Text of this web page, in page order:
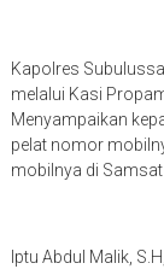
Kapolres
melalui Kasi
Menyampaikan
pelat nomor
mobilnya di
Iptu Abdul Malik,